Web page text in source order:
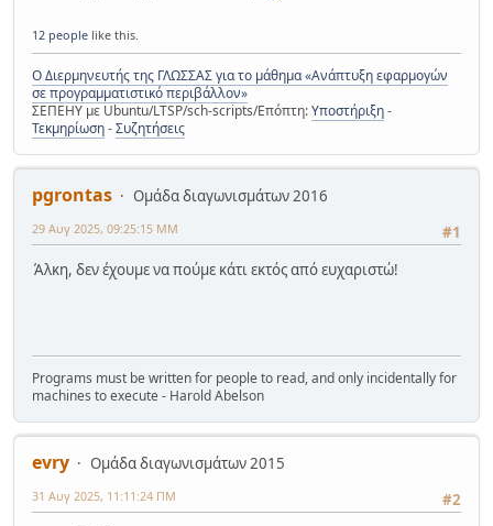
12 people like this.
Ο Διερμηνευτής της ΓΛΩΣΣΑΣ για το μάθημα «Ανάπτυξη εφαρμογών
σε προγραμματιστικό περιβάλλον»
ΣΕΠΕΗΥ με Ubuntu/LTSP/sch-scripts/Επόπτη:Υποστήριξη-
Τεκμηρίωση-Συζητήσεις
pgrontas
Ομάδα διαγωνισμάτων 2016
#1
29 Αυγ 2025, 09:25:15 ΜΜ
Άλκη, δεν έχουμε να πούμε κάτι εκτός από ευχαριστώ!
Programs must be written for people to read, and only incidentally for
machines to execute - Harold Abelson
evry
Ομάδα διαγωνισμάτων 2015
#2
31 Αυγ 2025, 11:11:24 ΠΜ